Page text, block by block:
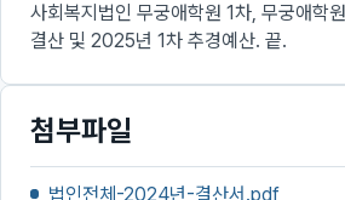
사회복지법인 무궁애학원 1차, 무궁애학
결산 및 2025년 1차 추경예산. 끝.
첨부파일
법인전체-2024년-결산서.pdf